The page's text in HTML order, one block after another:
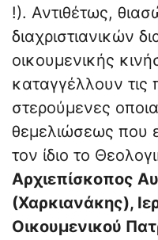
!). Αντιθέτως,
διαχριστιανικών
οικουμενικής
καταγγέλλουν τις
στερούμενες
θεμελιώσεως που
τον ίδιο το
Αρχιεπίσκοπος
(Χαρκιανάκης),
Οικουμενικού